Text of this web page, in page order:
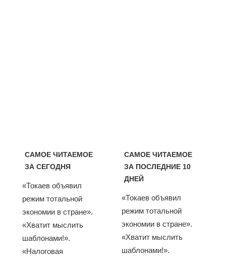
САМОЕ ЧИТАЕМОЕ
ЗА СЕГОДНЯ
«Токаев объявил
режим тотальной
экономии в стране».
«Хватит мыслить
шаблонами!».
«Налоговая
САМОЕ ЧИТАЕМОЕ
ЗА ПОСЛЕДНИЕ 10
ДНЕЙ
«Токаев объявил
режим тотальной
экономии в стране».
«Хватит мыслить
шаблонами!».